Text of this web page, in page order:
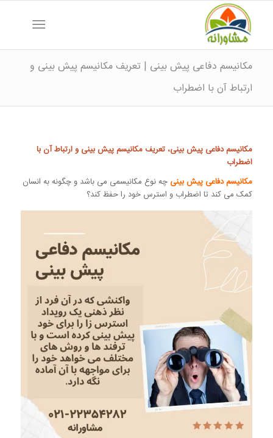
مکانیسم دفاعی پیش بینی | تعریف مکانیسم پیش بینی و
ارتباط آن با اضطراب
مکانیسم دفاعی پیش بینی، تعریف مکانیسم پیش بینی و ارتباط آن با
اضطراب
مکانیسم دفاعی پیش بینی چه نوع مکانیسمی می باشد و چگونه به انسان
کمک می کند تا اضطراب و استرس خود را حفظ کند؟